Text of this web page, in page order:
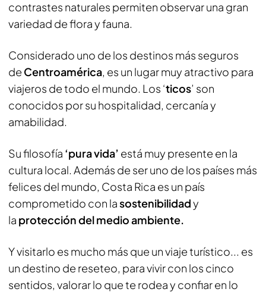
contrastes naturales permiten observar una gran
variedad de flora y fauna.
Considerado uno de los destinos más seguros
de Centroamérica, es un lugar muy atractivo para
viajeros de todo el mundo. Los ‘ticos’ son
conocidos por su hospitalidad, cercanía y
amabilidad.
Su filosofía ‘pura vida’ está muy presente en la
cultura local. Además de ser uno de los países más
felices del mundo, Costa Rica es un país
comprometido con lasostenibilidady
la protección del medio ambiente.
Y visitarlo es mucho más que un viaje turístico... es
un destino de reseteo, para vivir con los cinco
sentidos, valorar lo que te rodea y confiar en lo